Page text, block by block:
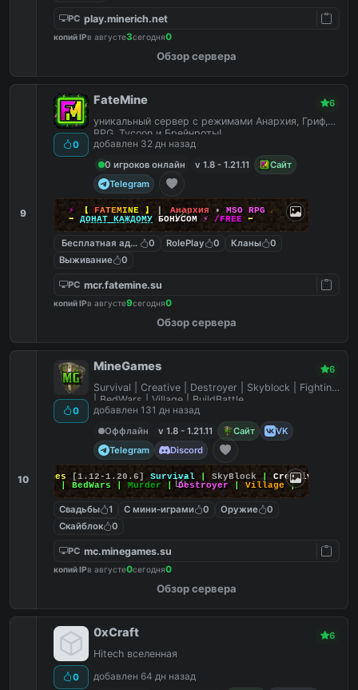
PC play.minerich.net
копий IPв августе3сегодня0
Обзор сервера
9
0
FateMine 6
уникальный сервер с режимами Анархия, Гриф,
RPG, Tycoon и Брейнроты!
добавлен 32 дн назад
0 игроков онлайн
v 1.8 - 1.21.11
Сайт
Telegram
⚡ 【 FATEMINE 】 Анархия • MSO RPG ☄
➡ ДОНАТ КАЖДОМУ БОНУСОМ ⚡ /FREE ⬅
Бесплатная админка
0 RolePlay 0 Кланы
0
Выживание
0
PC mcr.fatemine.su
копий IPв августе9сегодня0
Обзор сервера
10
0
MineGames 6
Survival | Creative | Destroyer | Skyblock | Fighting
| BedWars | Village | BuildBattle
добавлен 131 дн назад
Оффлайн
v 1.8 - 1.21.11 Сайт
VK
Telegram
Discord
MineGames [1.12-1.20.6] Survival SkyBlock Creative
SkyWars
| BedWars | Murder |Destroyer Village|
Свадьбы 1 С мини-играми 0 Оружие
0
Скайблок
0
PC mc.minegames.su
копий IPв августе0сегодня0
Обзор сервера
0
0xCraft 6
Hitech вселенная
добавлен 64 дн назад